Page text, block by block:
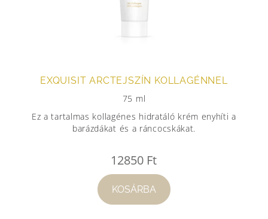
EXQUISIT ARCTEJSZÍN KOLLAGÉNNEL
75 ml
Ez a tartalmas kollagénes hidratáló krém enyhíti a
barázdákat és a ráncocskákat.
12850 Ft
KOSÁRBA